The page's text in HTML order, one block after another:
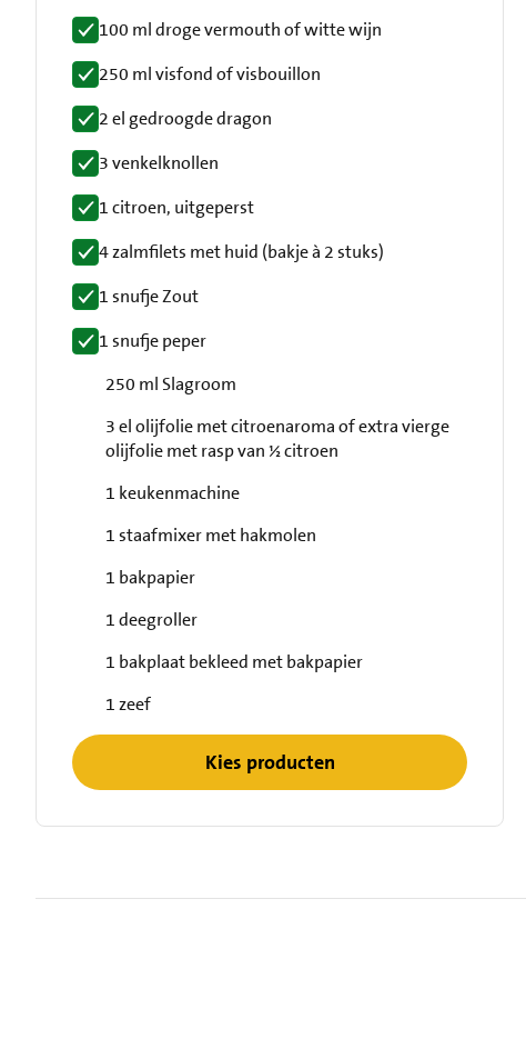
100 ml droge vermouth of witte wijn
250 ml visfond of visbouillon
2 el gedroogde dragon
3 venkelknollen
1 citroen, uitgeperst
4 zalmfilets met huid (bakje à 2 stuks)
1 snufje Zout
1 snufje peper
250 ml Slagroom
3 el olijfolie met citroenaroma of extra vierge
olijfolie met rasp van ½ citroen
1 keukenmachine
1 staafmixer met hakmolen
1 bakpapier
1 deegroller
1 bakplaat bekleed met bakpapier
1 zeef
Kies producten